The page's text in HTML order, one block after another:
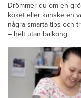
Drömmer du om en
köket eller kanske en
några smarta tips och
– helt utan balkong.